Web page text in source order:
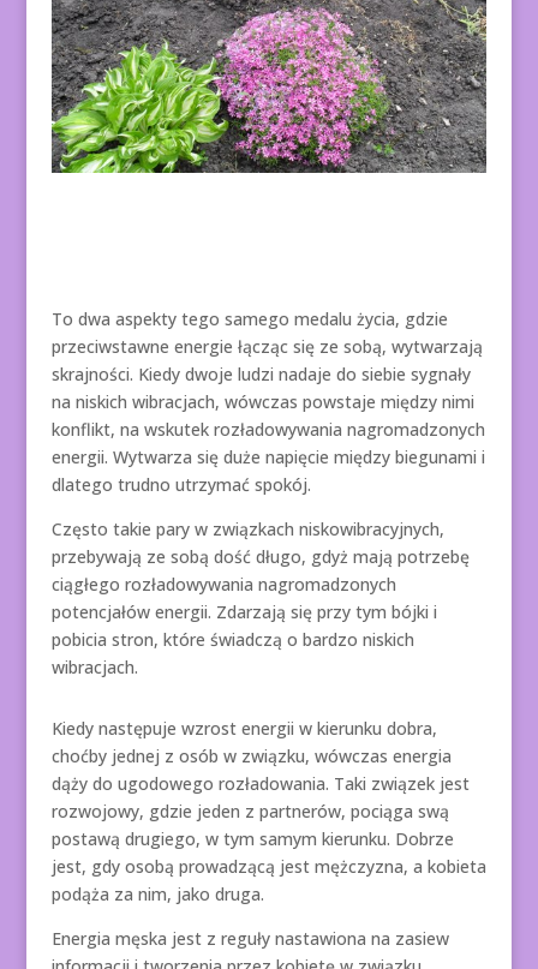
To dwa aspekty tego samego medalu życia, gdzie
przeciwstawne energie łącząc się ze sobą, wytwarzają
skrajności. Kiedy dwoje ludzi nadaje do siebie sygnały
na niskich wibracjach, wówczas powstaje między nimi
konflikt, na wskutek rozładowywania nagromadzonych
energii. Wytwarza się duże napięcie między biegunami i
dlatego trudno utrzymać spokój.
Często takie pary w związkach niskowibracyjnych,
przebywają ze sobą dość długo, gdyż mają potrzebę
ciągłego rozładowywania nagromadzonych
potencjałów energii. Zdarzają się przy tym bójki i
pobicia stron, które świadczą o bardzo niskich
wibracjach.
Kiedy następuje wzrost energii w kierunku dobra,
choćby jednej z osób w związku, wówczas energia
dąży do ugodowego rozładowania. Taki związek jest
rozwojowy, gdzie jeden z partnerów, pociąga swą
postawą drugiego, w tym samym kierunku. Dobrze
jest, gdy osobą prowadzącą jest mężczyzna, a kobieta
podąża za nim, jako druga.
Energia męska jest z reguły nastawiona na zasiew